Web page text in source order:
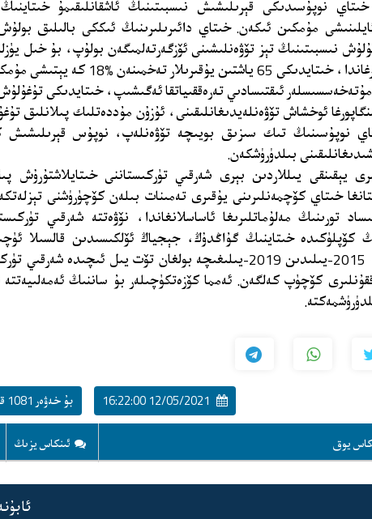
نوپۇسىدىكى قېرىلىشىش نىسبىتىنىڭ ئاشقانلىقىمۇ
ئايلىنىشى مۇمكىن ئىكەن. خىتاي دائىرىلىرىنىڭ ئىككى بالىلىق
نىسبىتىنىڭ تېز تۆۋەنلىشىنى ئۆزگەرتەلمىگەن بولۇپ، بۇ خىل
ئىقتىسادىي تەرەققىياتقا ئەگىشىپ، خىتايدىكى
ئوخشاش تۆۋەنلەيدىغانلىقىنى، ئۇزۇن مۇددەتلىك پىلانلىق
نوپۇسىنىڭ تىك سىزىق بويىچە تۆۋەنلەپ، نوپۇس قېرىلىشىش
بىلدۈرۈشكەن.
يېقىنقى يىللاردىن بېرى شەرقىي تۈركىستاننى خىتايلاشتۇرۇش
خىتاي كۆچمەنلىرىنى يۇقىرى تەمىنات بىلەن كۆچۈرۈشنى
تورىنىڭ مەلۇماتلىرىغا ئاساسلانغاندا، نۆۋەتتە شەرقىي
كۆپلۈكىدە خىتاينىڭ گۇاڭدۇڭ، جېجياڭ ئۆلكىسىدىن قالسىلا
كۆچۈپ كەلگەن. ئەمما كۆزەتكۈچىلەر بۇ ساننىڭ
بۇ خەۋەر 1081 قېتىم كۆرۈلدى 12/05/2021 16:22:00
ئىنكاس يزىڭ